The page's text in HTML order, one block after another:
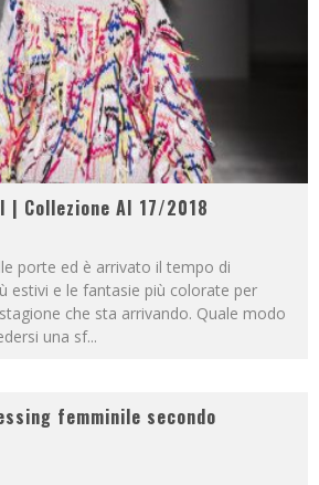
| Collezione AI 17/2018
porte ed è arrivato il tempo di
estivi e le fantasie più colorate per
che sta arrivando. Quale modo
una sf...
femminile secondo